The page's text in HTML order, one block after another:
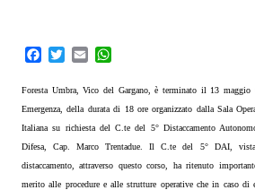
Facebook
Twitter
Email
Foresta Umbra, Vico del Gargano, è terminato il 13 maggio
Emergenza, della durata di 18 ore organizzato dalla Sala
Italiana su richiesta del C.te del 5° Distaccamento
Difesa, Cap. Marco Trentadue. Il C.te del 5° DAI, vista
distaccamento, attraverso questo corso, ha ritenuto
merito alle procedure e alle strutture operative che in caso di